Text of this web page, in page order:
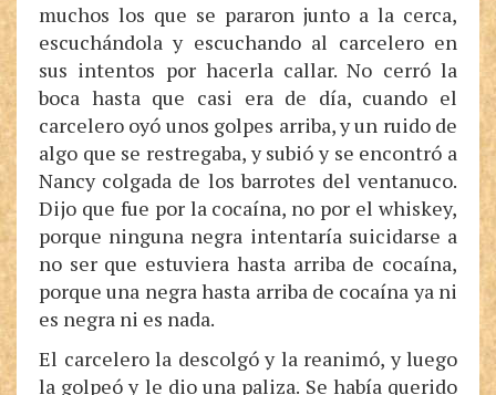
muchos los que se pararon junto a la cerca,
escuchándola y escuchando al carcelero en
sus intentos por hacerla callar. No cerró la
boca hasta que casi era de día, cuando el
carcelero oyó unos golpes arriba, y un ruido de
algo que se restregaba, y subió y se encontró a
Nancy colgada de los barrotes del ventanuco.
Dijo que fue por la cocaína, no por el whiskey,
porque ninguna negra intentaría suicidarse a
no ser que estuviera hasta arriba de cocaína,
porque una negra hasta arriba de cocaína ya ni
es negra ni es nada.
El carcelero la descolgó y la reanimó, y luego
la golpeó y le dio una paliza. Se había querido